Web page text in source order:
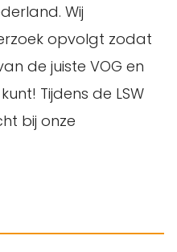
Wij
opvolgt zodat
de juiste VOG en
Tijdens de LSW
bij onze